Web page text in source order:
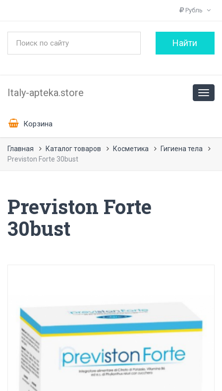
Рубль
Italy-apteka.store
Корзина
Главная Каталог товаров Косметика
Гигиена тела
Previston Forte 30bust
Previston Forte
30bust